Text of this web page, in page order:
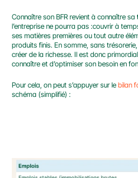
Connaître son BFR revient à connaître sa
l’entreprise ne pourra pas :couvrir à
ses matières premières ou tout autre
produits finis. En somme, sans
créer de la richesse. Il est donc
connaître et d’optimiser son besoin en
Pour cela, on peut s’appuyer sur le bilan
schéma (simplifié) :